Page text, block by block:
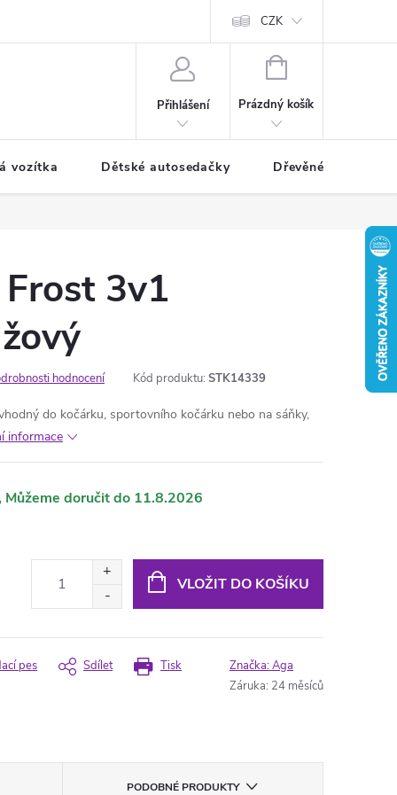
CZK
Přihlášení
NÁKUPNÍ
Prázdný košík
vozítka Dětské autosedačky Dřevěné hračky
3v1
hodnocení Kód produktu: STK14339
do kočárku, sportovního kočárku nebo na sáňky,
informace
11.8.2026
VLOŽIT DO KOŠÍKU
Tisk
pes Sdílet Značka:Aga
Záruka: 24 měsíců
PODOBNÉ PRODUKTY